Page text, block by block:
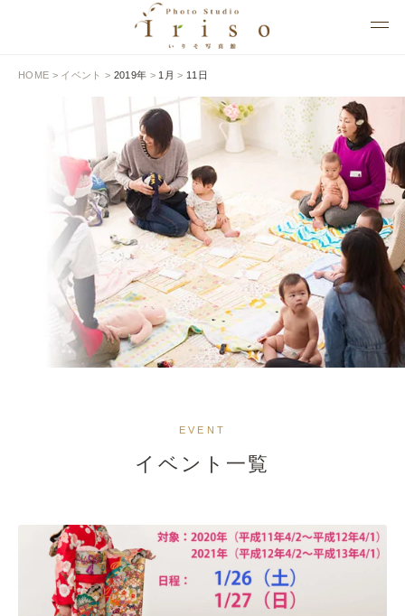
HOME > イベント > 2019年 > 1月 > 11日
EVENT
イベント一覧